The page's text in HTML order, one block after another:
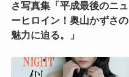
さ写真集「平成最後のニュ
ーヒロイン！奥山かずさの
魅力に迫る。」